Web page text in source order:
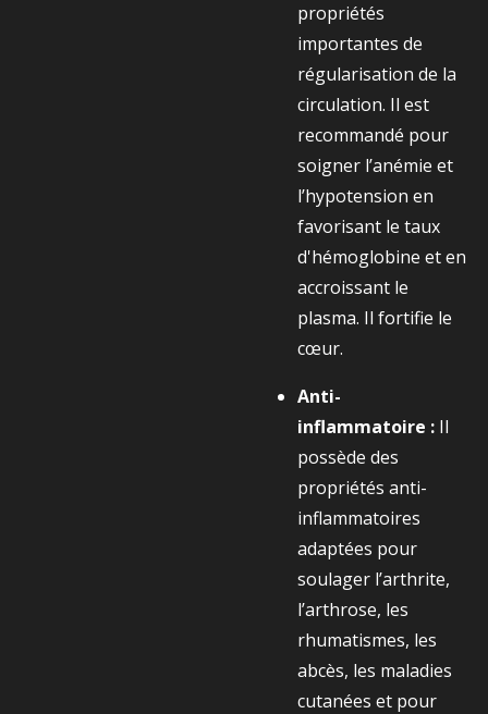
propriétés
importantes de
régularisation de la
circulation. Il est
recommandé pour
soigner l’anémie et
l’hypotension en
favorisant le taux
d'hémoglobine et en
accroissant le
plasma. Il fortifie le
cœur.
Anti-
inflammatoire : Il
possède des
propriétés anti-
inflammatoires
adaptées pour
soulager l’arthrite,
l’arthrose, les
rhumatismes, les
abcès, les maladies
cutanées et pour